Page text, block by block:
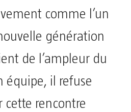
comme l’un
génération
de l’ampleur du
équipe, il refuse
cette rencontre